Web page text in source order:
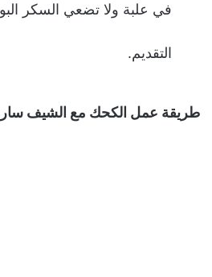
في علبة ولا تضعي السكر
التقديم.
طريقة عمل الكحك مع الشيف